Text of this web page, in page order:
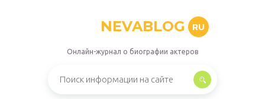
NEVABLOG RU
Онлайн-журнал о биографии актеров